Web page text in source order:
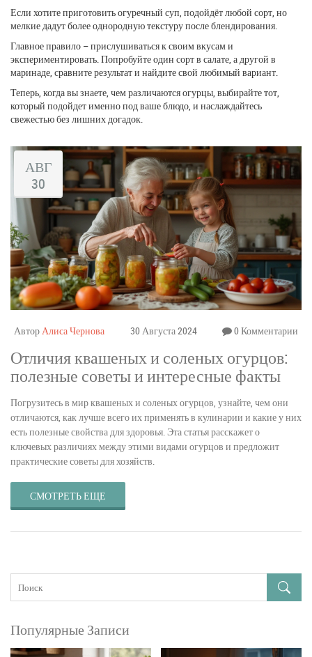
Если хотите приготовить огуречный суп, подойдёт любой сорт, но
мелкие дадут более однородную текстуру после блендирования.
Главное правило – прислушиваться к своим вкусам и
экспериментировать. Попробуйте один сорт в салате, а другой в
маринаде, сравните результат и найдите свой любимый вариант.
Теперь, когда вы знаете, чем различаются огурцы, выбирайте тот,
который подойдет именно под ваше блюдо, и наслаждайтесь
свежестью без лишних догадок.
АВГ
30
АвторАлиса Чернова 30 Августа 2024 0 Комментарии
Отличия квашеных и соленых огурцов:
полезные советы и интересные факты
Погрузитесь в мир квашеных и соленых огурцов, узнайте, чем они
отличаются, как лучше всего их применять в кулинарии и какие у них
есть полезные свойства для здоровья. Эта статья расскажет о
ключевых различиях между этими видами огурцов и предложит
практические советы для хозяйств.
СМОТРЕТЬ ЕЩЕ
Популярные Записи